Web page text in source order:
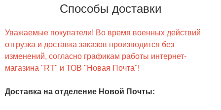
Способы доставки
Уважаемые покупатели! Во время военных действий
отгрузка и доставка заказов производится без
изменений, согласно графикам работы интернет-
магазина "RT" и ТОВ "Новая Почта"!
Доставка на отделение Новой Почты: